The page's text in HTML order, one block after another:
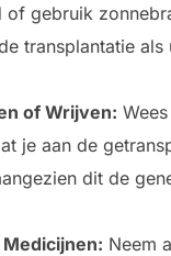
of gebruik
transplantatie als
of Wrijven:
je aan de
dit de
Neem